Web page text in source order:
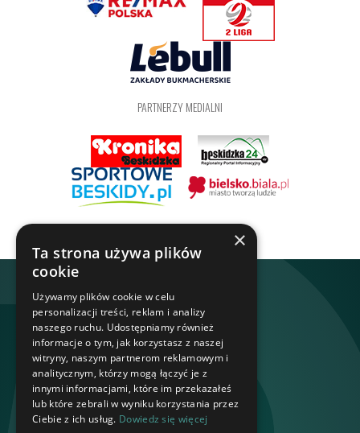
PARTNERZY MEDIALNI
×
Ta strona używa plików
cookie
Używamy plików cookie w celu
personalizacji treści, reklam i analizy
naszego ruchu. Udostępniamy również
informacje o tym, jak korzystasz z naszej
witryny, naszym partnerom reklamowym i
analitycznym, którzy mogą łączyć je z
innymi informacjami, które im przekazałeś
lub które zebrali w wyniku korzystania przez
Ciebie z ich usług. Dowiedz się więcej